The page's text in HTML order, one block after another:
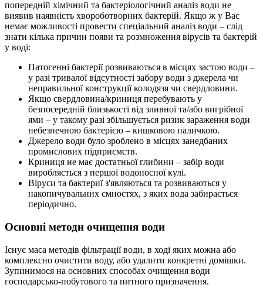
попередній хімічний та бактеріологічний аналіз води не
виявив наявність хвороботворних бактерій. Якщо ж у Вас
немає можливості провести спеціальний аналіз води – слід
знати кілька причин появи та розмноження вірусів та бактерій
у воді:
Патогенні бактерії розвиваються в місцях застою води –
у разі тривалої відсутності забору води з джерела чи
неправильної конструкції колодязя чи свердловини.
Якщо свердловина/криниця перебувають у
безпосередній близькості від зливної та/або вигрібної
ями – у такому разі збільшується ризик зараження води
небезпечною бактерією – кишковою паличкою.
Джерело води було зроблено в місцях занедбаних
промислових підприємств.
Криниця не має достатньої глибини – забір води
виробляється з першої водоносної кулі.
Віруси та бактериї з'являються та розвиваються у
накопичувальних ємностях, з яких вода забирається
періодично.
Основні методи очищення води
Існує маса методів фільтрації води, в ході яких можна або
комплексно очистити воду, або удалити конкретні домішки.
Зупинимося на основних способах очищення води
господарсько-побутового та питного призначення.